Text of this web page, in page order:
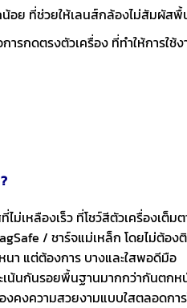
อย ที่ช่วยให้เลนส์กล้องไม่สัมผัสพื้น
ารกดตรงตัวเครื่อง ที่ทำให้การใ
ไม่เหลืองเร็ว ที่โชว์สีตัวเครื่องเต็มต
/ ชาร์จแม่เหล็ก โดยไม่ต้อ
นา แต่ต้องการ บางและใสพอดีมือ
เน้นกันรอยพื้นฐานมากกว่ากันตกห
งคงความสวยงามแบบใสตลอดกา